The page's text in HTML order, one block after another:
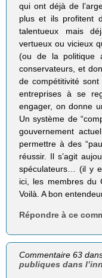
qui ont déjà de
plus et ils profitent
talentueux mais
vertueux ou vicieux
(ou de la politique
conservateurs, et
de compétitivité
entreprises à se
engager, on donne
Un système de
gouvernement
permettre à des
réussir. Il s’agit
spéculateurs… (il y
ici, les membres du
Voilà. A bon
Répondre à ce
Commentaire 63
publiques dans